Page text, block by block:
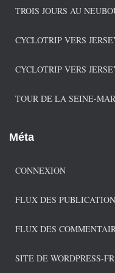
TROIS JOURS AU
CYCLOTRIP VERS
CYCLOTRIP VERS
TOUR DE LA SEINE-
Méta
CONNEXION
FLUX DES
FLUX DES
SITE DE WORDPRESS-FR